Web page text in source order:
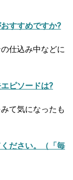
すすめですか?
仕込み中などに
ピソードは?
て気になったも
ださい。（「毎